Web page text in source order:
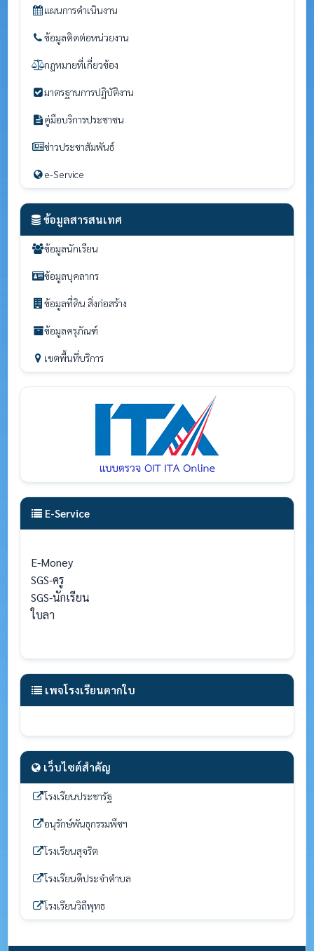
แผนการดำเนินงาน
ข้อมูลติดต่อหน่วยงาน
กฎหมายที่เกี่ยวข้อง
มาตรฐานการปฏิบัติงาน
คู่มือบริการประชาชน
ข่าวประชาสัมพันธ์
e-Service
ข้อมูลสารสนเทศ
ข้อมูลนักเรียน
ข้อมูลบุคลากร
ข้อมูลที่ดิน สิ่งก่อสร้าง
ข้อมูลครุภัณฑ์
เขตพื้นที่บริการ
E-Service
E-Money
SGS-ครู
SGS-นักเรียน
ใบลา
เพจโรงเรียนตากใบ
เว็บไซต์สำคัญ
โรงเรียนประชารัฐ
อนุรักษ์พันธุกรรมพืชฯ
โรงเรียนสุจริต
โรงเรียนดีประจำตำบล
โรงเรียนวิถีพุทธ